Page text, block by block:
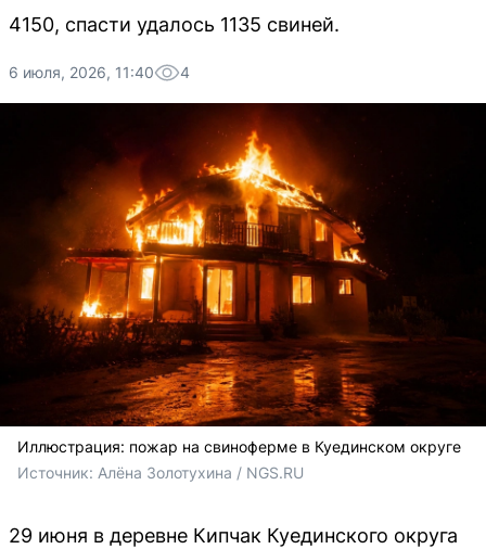
4150, спасти удалось 1135 свиней.
6 июля, 2026, 11:40 4
Иллюстрация: пожар на свиноферме в Куединском округе
Источник: Алёна Золотухина / NGS.RU
29 июня в деревне Кипчак Куединского округа